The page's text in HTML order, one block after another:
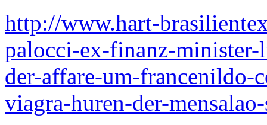
http://www.hart-
palocci-ex-finanz-
der-affare-um-francenildo-
viagra-huren-der-